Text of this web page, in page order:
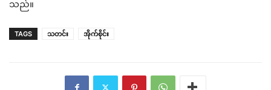
သည်။
TAGS သတင်း အိုက်စိုင်း